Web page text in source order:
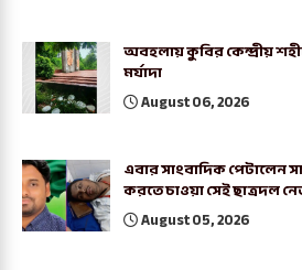
অবহলায় কুবির কেন্দ্রীয়
মর্যাদা
August 06, 2026
এবার সাংবাদিক পেটালেন
করতে চাওয়া সেই ছাত্রদল
August 05, 2026